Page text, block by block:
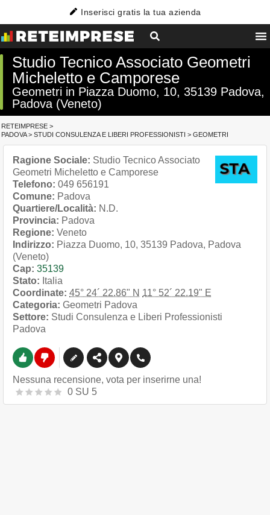
Inserisci gratis la tua azienda
Studio Tecnico Associato Geometri
Micheletto e Camporese
Geometri in Piazza Duomo, 10, 35139 Padova,
Padova (Veneto)
RETEIMPRESE >
PADOVA> STUDI CONSULENZA E LIBERI PROFESSIONISTI > GEOMETRI
Ragione Sociale: Studio Tecnico Associato
Geometri Micheletto e Camporese
Telefono: 049 656191
Comune: Padova
Quartiere/Località: N.D.
Provincia: Padova
Regione: Veneto
Indirizzo: Piazza Duomo, 10, 35139 Padova, Padova
(Veneto)
Cap: 35139
Stato: Italia
Coordinate: 45° 24´ 22.86" N 11° 52´ 22.19" E
Categoria: Geometri Padova
Settore: Studi Consulenza e Liberi Professionisti
Padova
Nessuna recensione, vota per inserirne una!
0 SU 5